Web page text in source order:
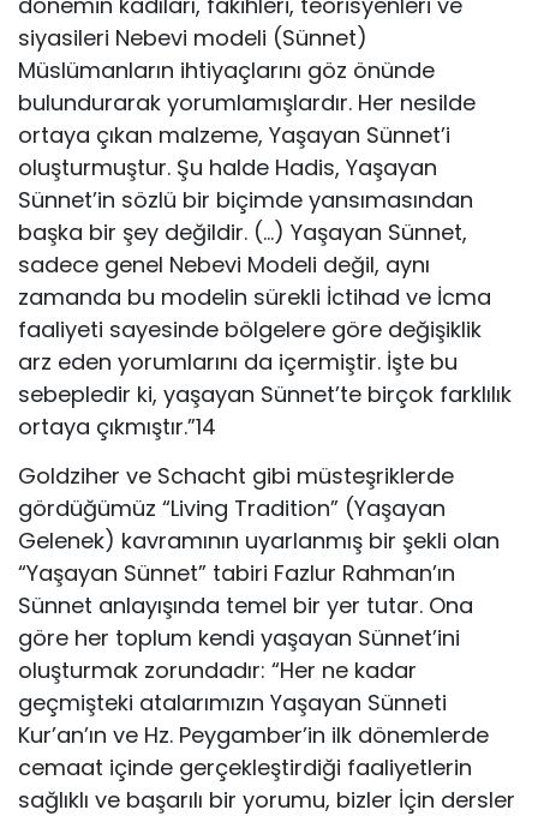
siyasileri Nebevi modeli (Sünnet)
Müslümanların ihtiyaçlarını göz önünde
bulundurarak yorumlamışlardır. Her nesilde
ortaya çıkan malzeme, Yaşayan Sünnet’i
oluşturmuştur. Şu halde Hadis, Yaşayan
Sünnet’in sözlü bir biçimde yansımasından
başka bir şey değildir. (…) Yaşayan Sünnet,
sadece genel Nebevi Modeli değil, aynı
zamanda bu modelin sürekli İctihad ve İcma
faaliyeti sayesinde bölgelere göre değişiklik
arz eden yorumlarını da içermiştir. İşte bu
sebepledir ki, yaşayan Sünnet’te birçok farklılık
ortaya çıkmıştır.”14
Goldziher ve Schacht gibi müsteşriklerde
gördüğümüz “Living Tradition” (Yaşayan
Gelenek) kavramının uyarlanmış bir şekli olan
“Yaşayan Sünnet” tabiri Fazlur Rahman’ın
Sünnet anlayışında temel bir yer tutar. Ona
göre her toplum kendi yaşayan Sünnet’ini
oluşturmak zorundadır: “Her ne kadar
geçmişteki atalarımızın Yaşayan Sünneti
Kur’an’ın ve Hz. Peygamber’in ilk dönemlerde
cemaat içinde gerçekleştirdiği faaliyetlerin
sağlıklı ve başarılı bir yorumu, bizler İçin dersler